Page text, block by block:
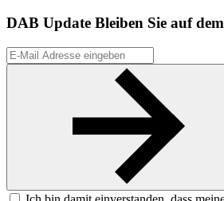
DAB Update Bleiben Sie auf